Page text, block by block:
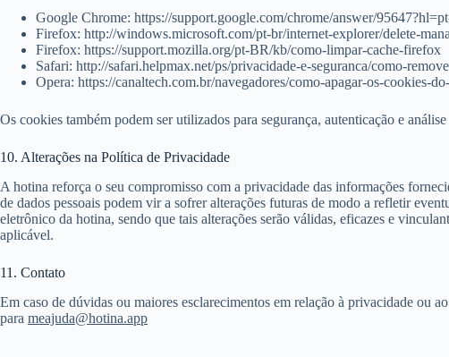
Google Chrome: https://support.google.com/chrome/answer/
Firefox: http://windows.microsoft.com/pt-br/internet-explorer/delete-
Firefox: https://support.mozilla.org/pt-BR/kb/como-limpar-cache-firefox
Safari: http://safari.helpmax.net/ps/privacidade-e-seguranca/como-
Opera: https://canaltech.com.br/navegadores/como-apagar-os-cookies-
Os cookies também podem ser utilizados para segurança, autenticação e
10. Alterações na Política de Privacidade
A hotina reforça o seu compromisso com a privacidade das informações
de dados pessoais podem vir a sofrer alterações futuras de modo a refletir
eletrônico da hotina, sendo que tais alterações serão válidas, eficazes e
aplicável.
11. Contato
Em caso de dúvidas ou maiores esclarecimentos em relação à privacidade ou
para meajuda@hotina.app